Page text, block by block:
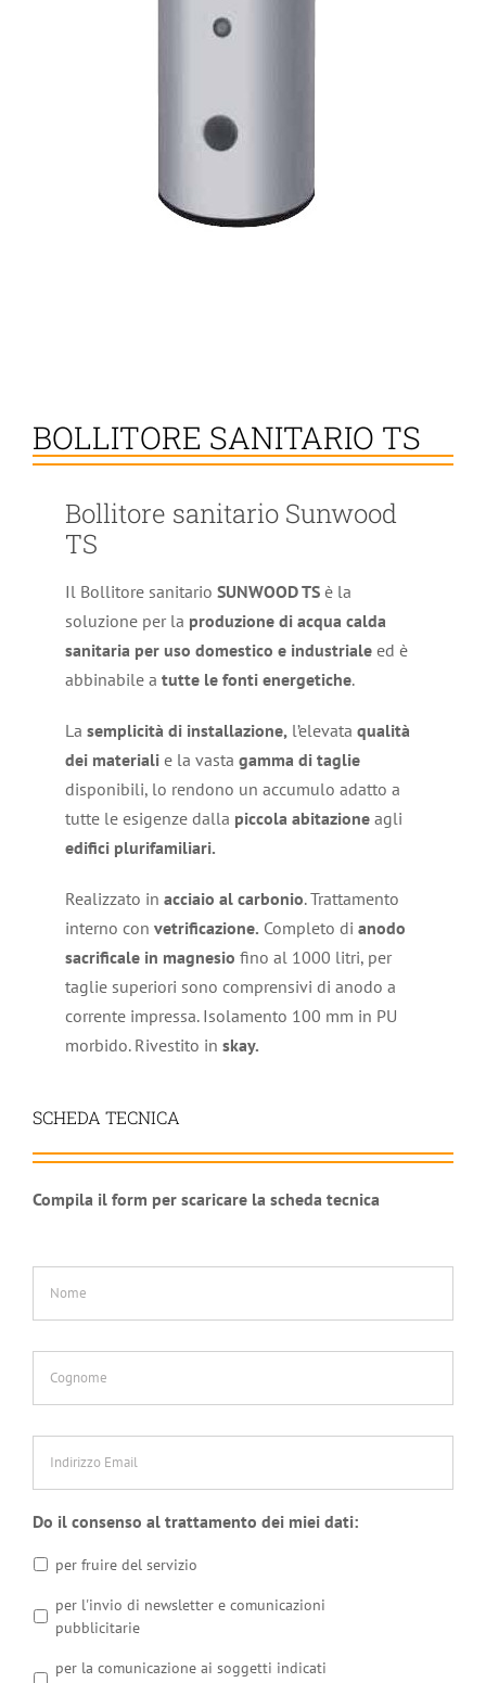
BOLLITORE SANITARIO TS
Bollitore sanitario Sunwood
TS
Il Bollitore sanitario SUNWOOD TSè la
soluzione per la produzione di acqua calda
sanitaria per uso domestico e industrialeed è
abbinabile a tutte le fonti energetiche.
La semplicità di installazione, l’elevata qualità
dei materialie la vasta gamma di taglie
disponibili, lo rendono un accumulo adatto a
tutte le esigenze dalla piccola abitazioneagli
edifici plurifamiliari.
Realizzato in acciaio al carbonio. Trattamento
interno con vetrificazione. Completo di anodo
sacrificale in magnesio fino al 1000 litri, per
taglie superiori sono comprensivi di anodo a
corrente impressa. Isolamento 100 mm in PU
morbido. Rivestito in skay.
SCHEDA TECNICA
Compila il form per scaricare la scheda tecnica
Nome *
Cognome *
Indirizzo
Email *
Do il consenso al trattamento dei miei dati:
per fruire del servizio
per l'invio di newsletter e comunicazioni
pubblicitarie
per la comunicazione ai soggetti indicati